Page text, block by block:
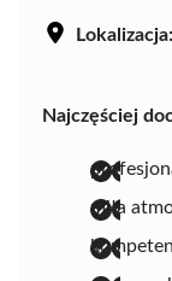
Lokalizacja:
Najczęściej
miła